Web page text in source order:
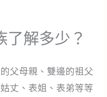
了解多少？
父母親、雙邊的祖父
丈、表姐、表弟等等